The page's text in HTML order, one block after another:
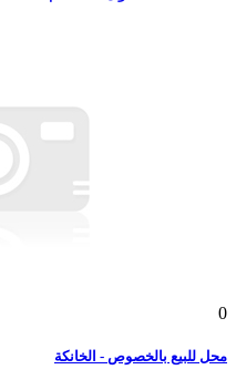
0
محل للبيع بالخصوص - الخانكة